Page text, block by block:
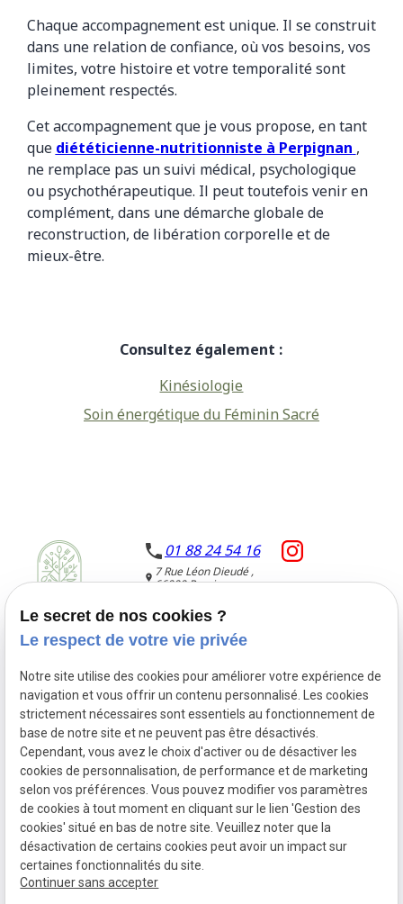
Chaque accompagnement est unique. Il se construit
dans une relation de confiance, où vos besoins, vos
limites, votre histoire et votre temporalité sont
pleinement respectés.
Cet accompagnement que je vous propose, en tant
que diététicienne-nutritionniste à Perpignan ,
ne remplace pas un suivi médical, psychologique
ou psychothérapeutique. Il peut toutefois venir en
complément, dans une démarche globale de
reconstruction, de libération corporelle et de
mieux-être.
Consultez également :
Kinésiologie
Soin énergétique du Féminin Sacré
Laurène
Hoerdt
01 88 24 54 16
7 Rue Léon Dieudé ,
66000 Perpignan
de 11:00 à 20:00
Mentions
légales
Politique de
confidentialité
Gestion des
cookies
Plan du site
Siret :84209480700026
Le secret de nos cookies ?
Le respect de votre vie privée
Notre site utilise des cookies pour améliorer votre expérience de
navigation et vous offrir un contenu personnalisé. Les cookies
strictement nécessaires sont essentiels au fonctionnement de
base de notre site et ne peuvent pas être désactivés.
Cependant, vous avez le choix d'activer ou de désactiver les
cookies de personnalisation, de performance et de marketing
selon vos préférences. Vous pouvez modifier vos paramètres
de cookies à tout moment en cliquant sur le lien 'Gestion des
cookies' situé en bas de notre site. Veuillez noter que la
désactivation de certains cookies peut avoir un impact sur
certaines fonctionnalités du site.
Continuer sans accepter